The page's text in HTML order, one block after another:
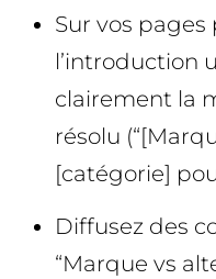
Sur vos pages
l’introduction
clairement la
résolu
[catégorie]
Diffusez des
“Marque vs